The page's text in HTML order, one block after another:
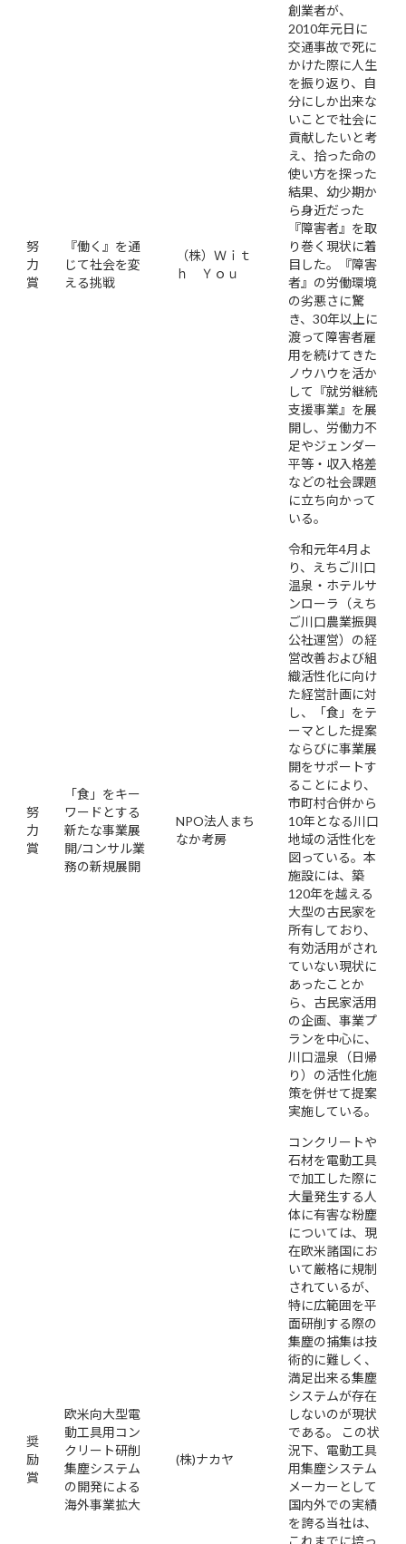
努
力
賞
『働く』を通
じて社会を変
える挑戦
（株）Ｗｉｔ
ｈ Ｙｏｕ
創業者が、
2010年元日に
交通事故で死に
かけた際に人生
を振り返り、自
分にしか出来な
いことで社会に
貢献したいと考
え、拾った命の
使い方を探った
結果、幼少期か
ら身近だった
『障害者』を取
り巻く現状に着
目した。『障害
者』の労働環境
の劣悪さに驚
き、30年以上に
渡って障害者雇
用を続けてきた
ノウハウを活か
して『就労継続
支援事業』を展
開し、労働力不
足やジェンダー
平等・収入格差
などの社会課題
に立ち向かって
いる。
努
力
賞
「食」をキー
ワードとする
新たな事業展
開/コンサル業
務の新規展開
NPO法人まち
なか考房
令和元年4月よ
り、えちご川口
温泉・ホテルサ
ンローラ（えち
ご川口農業振興
公社運営）の経
営改善および組
織活性化に向け
た経営計画に対
し、「食」をテ
ーマとした提案
ならびに事業展
開をサポートす
ることにより、
市町村合併から
10年となる川口
地域の活性化を
図っている。本
施設には、築
120年を越える
大型の古民家を
所有しており、
有効活用がされ
ていない現状に
あったことか
ら、古民家活用
の企画、事業プ
ランを中心に、
川口温泉（日帰
り）の活性化施
策を併せて提案
実施している。
奨
励
賞
欧米向大型電
動工具用コン
クリート研削
集塵システム
の開発による
海外事業拡大
(株)ナカヤ
コンクリートや
石材を電動工具
で加工した際に
大量発生する人
体に有害な粉塵
については、現
在欧米諸国にお
いて厳格に規制
されているが、
特に広範囲を平
面研削する際の
集塵の捕集は技
術的に難しく、
満足出来る集塵
システムが存在
しないのが現状
である。 この状
況下、電動工具
用集塵システム
メーカーとして
国内外での実績
を誇る当社は、
これまでに培っ